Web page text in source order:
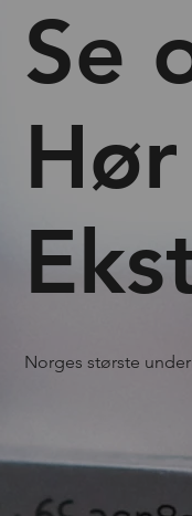
Se
Hør
Norges største